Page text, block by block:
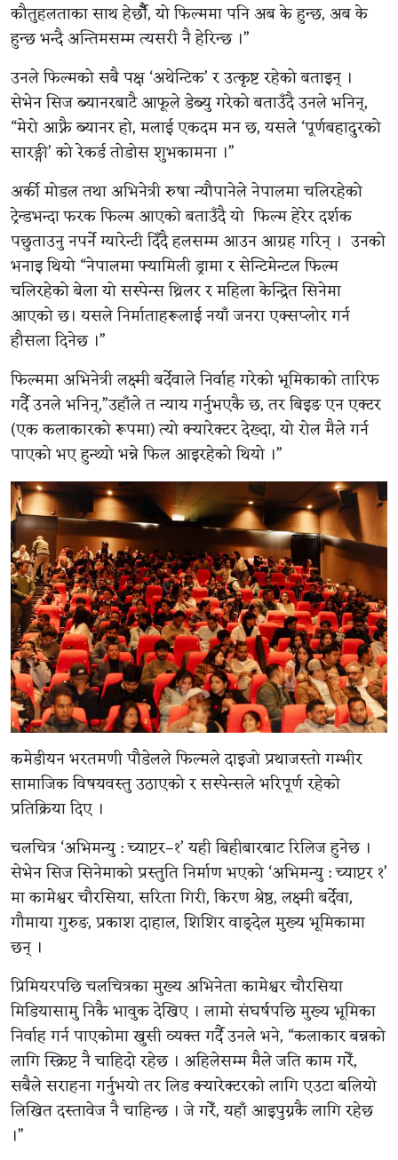
कौतुहलताका साथ हेर्छौँ, यो फिल्ममा पनि अब के हुन्छ, अब के
हुन्छ भन्दै अन्तिमसम्म त्यसरी नै हेरिन्छ ।”
उनले फिल्मको सबै पक्ष ‘अथेन्टिक’ र उत्कृष्ट रहेको बताइन् ।
सेभेन सिज ब्यानरबाटै आफूले डेब्यु गरेको बताउँदै उनले भनिन्,
“मेरो आफ्नै ब्यानर हो, मलाई एकदम मन छ, यसले ‘पूर्णबहादुरको
सारङ्गी’ को रेकर्ड तोडोस शुभकामना ।”
अर्की मोडल तथा अभिनेत्री रुषा न्यौपानेले नेपालमा चलिरहेको
ट्रेन्डभन्दा फरक फिल्म आएको बताउँदै यो फिल्म हेरेर दर्शक
पछुताउनु नपर्ने ग्यारेन्टी दिँदै हलसम्म आउन आग्रह गरिन् । उनको
भनाइ थियो “नेपालमा फ्यामिली ड्रामा र सेन्टिमेन्टल फिल्म
चलिरहेको बेला यो सस्पेन्स थ्रिलर र महिला केन्द्रित सिनेमा
आएको छ। यसले निर्माताहरूलाई नयाँ जनरा एक्सप्लोर गर्न
हौसला दिनेछ ।”
फिल्ममा अभिनेत्री लक्ष्मी बर्देवाले निर्वाह गरेको भूमिकाको तारिफ
गर्दै उनले भनिन्,”उहाँले त न्याय गर्नुभएकै छ, तर बिइङ एन एक्टर
(एक कलाकारको रूपमा) त्यो क्यारेक्टर देख्दा, यो रोल मैले गर्न
पाएको भए हुन्थ्यो भन्ने फिल आइरहेको थियो ।”
कमेडीयन भरतमणी पौडेलले फिल्मले दाइजो प्रथाजस्तो गम्भीर
सामाजिक विषयवस्तु उठाएको र सस्पेन्सले भरिपूर्ण रहेको
प्रतिक्रिया दिए ।
चलचित्र ‘अभिमन्यु : च्याप्टर–१’ यही बिहीबारबाट रिलिज हुनेछ ।
सेभेन सिज सिनेमाको प्रस्तुति निर्माण भएको ‘अभिमन्यु : च्याप्टर १’
मा कामेश्वर चौरसिया, सरिता गिरी, किरण श्रेष्ठ, लक्ष्मी बर्देवा,
गौमाया गुरुङ, प्रकाश दाहाल, शिशिर वाङ्देल मुख्य भूमिकामा
छन् ।
प्रिमियरपछि चलचित्रका मुख्य अभिनेता कामेश्वर चौरसिया
मिडियासामु निकै भावुक देखिए । लामो संघर्षपछि मुख्य भूमिका
निर्वाह गर्न पाएकोमा खुसी व्यक्त गर्दै उनले भने, “कलाकार बन्नको
लागि स्क्रिप्ट नै चाहिदो रहेछ । अहिलेसम्म मैले जति काम गरेँ,
सबैले सराहना गर्नुभयो तर लिड क्यारेक्टरको लागि एउटा बलियो
लिखित दस्तावेज नै चाहिन्छ । जे गरेँ, यहाँ आइपुग्नकै लागि रहेछ
।”